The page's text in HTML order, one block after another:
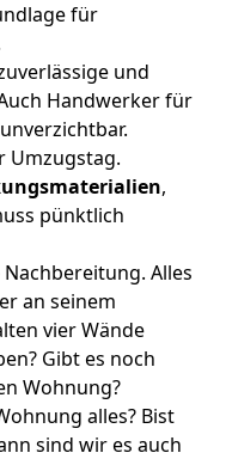
für
und
Handwerker für
Umzugstag.
,
pünktlich
Alles
an seinem
vier Wände
Gibt es noch
Wohnung?
alles? Bist
sind wir es auch